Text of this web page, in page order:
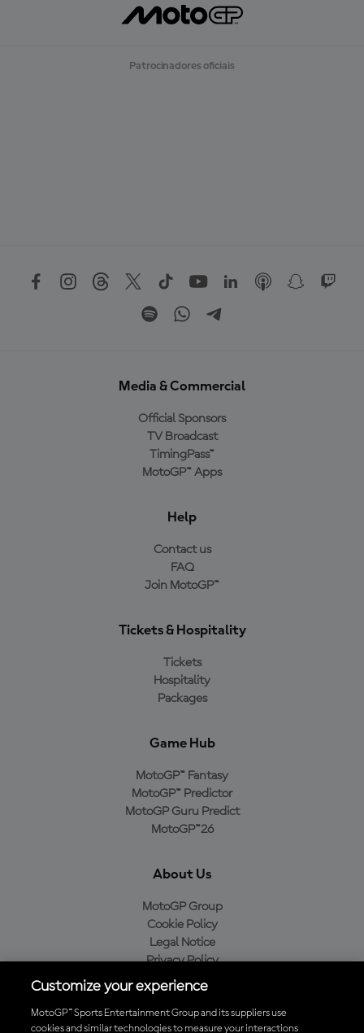
Patrocinadores oficiais
Media & Commercial
Official Sponsors
TV Broadcast
TimingPass™
MotoGP™ Apps
Help
Contact us
FAQ
Join MotoGP™
Tickets & Hospitality
Tickets
Hospitality
Packages
Game Hub
MotoGP™ Fantasy
MotoGP™ Predictor
MotoGP Guru Predict
MotoGP™26
About Us
MotoGP Group
Cookie Policy
Legal Notice
Privacy Policy
Purchase Policy
Customize your experience
MotoGP™ Sports Entertainment Group and its suppliers use
cookies and similar technologies to measure your interactions